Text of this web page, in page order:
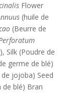
Flower
(huile de
(Beurre de
Silk (Poudre de
germe de blé)
jojoba) Seed
de blé) Bran